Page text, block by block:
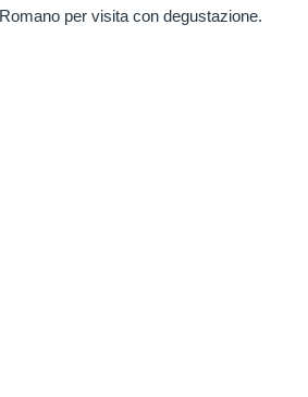
per visita con degustazione.